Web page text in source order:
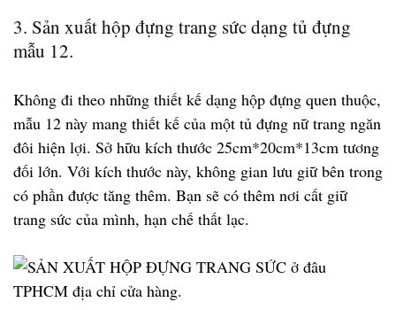
3. Sản xuất hộp đựng trang sức dạng tủ đựng
mẫu 12.
Không đi theo những thiết kế dạng hộp đựng quen thuộc,
mẫu 12 này mang thiết kế của một tủ đựng nữ trang ngăn
đôi hiện lợi. Sở hữu kích thước 25cm*20cm*13cm tương
đối lớn. Với kích thước này, không gian lưu giữ bên trong
có phần được tăng thêm. Bạn sẽ có thêm nơi cất giữ
trang sức của mình, hạn chế thất lạc.